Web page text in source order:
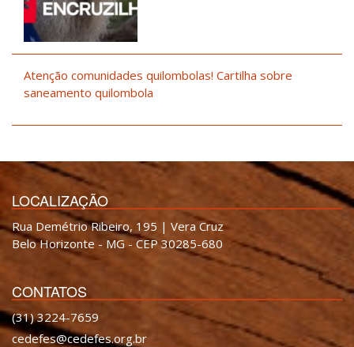
Atenção comunidades quilombolas! Cartilha sobre
saneamento quilombola
LOCALIZAÇÃO
Rua Demétrio Ribeiro, 195 | Vera Cruz
Belo Horizonte - MG - CEP 30285-680
CONTATOS
(31) 3224-7659
cedefes@cedefes.org.br